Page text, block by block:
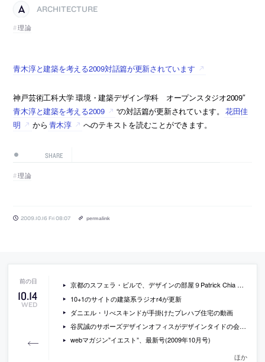
ARCHITECTURE
理論
青木淳と建築を考える2009対話篇が更新されています
神戸芸術工科大学 環境・建築デザイン学科 オープンスタジオ2009″
青木淳と建築を考える2009
“の対話篇が更新されています。 花田佳
明
から 青木淳 へのテキストを読むことができます。
SHARE
理論
2009.10.16 Fri 08:07 permalink
10.14
WED
京都のスフェラ・ビルで、デザインの部屋９Patrick Chia x 岡田栄造が開催
10+1のサイトの建築系ラジオr4が更新
ダニエル・リべスキンドが手掛けたプレハブ住宅の動画
谷尻誠のサポーズデザインオフィスがデザインタイドの会場設営のお手伝いを募集中
webマガジン”イエスト”、最新号(2009年10月号)
ほか